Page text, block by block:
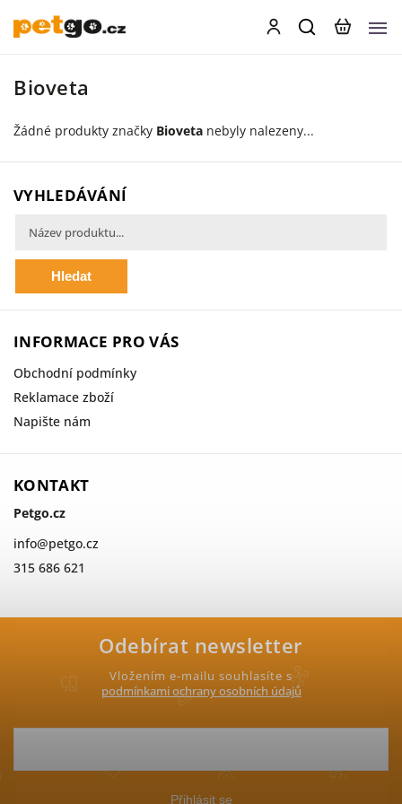
Bioveta
Žádné produkty značky Bioveta nebyly nalezeny...
Odebírat newsletter
Vložením e-mailu souhlasíte s
podmínkami ochrany osobních údajů
Přihlásit se
VYHLEDÁVÁNÍ
Hledat
INFORMACE PRO VÁS
Obchodní podmínky
Reklamace zboží
Napište nám
KONTAKT
Petgo.cz
info@petgo.cz
315 686 621